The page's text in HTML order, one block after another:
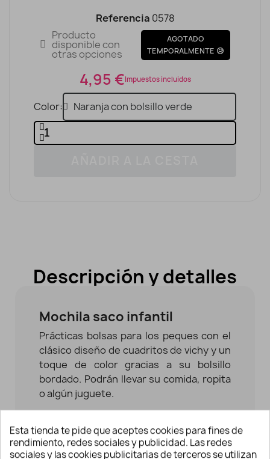
Referencia 0578
Producto
disponible con
otras opciones
AGOTADO
TEMPORALMENTE 😥
4,95 €Impuestos incluidos
Color
Descripción y detalles
Mochila saco infantil
Prácticas bolsas para los peques con el
clásico diseño de cuadritos de vichy y un
toque de color gracias a su bolsillo
bordado. Podrán llevar su comida, ropita
o algún juguete.
y cerrar es muy sencillo para ellos.
Estamochila saco infantiles ideal para
Esta tienda te pide que aceptes cookies para fines de
rendimiento, redes sociales y publicidad. Las redes
sociales y las cookies publicitarias de terceros se utilizan